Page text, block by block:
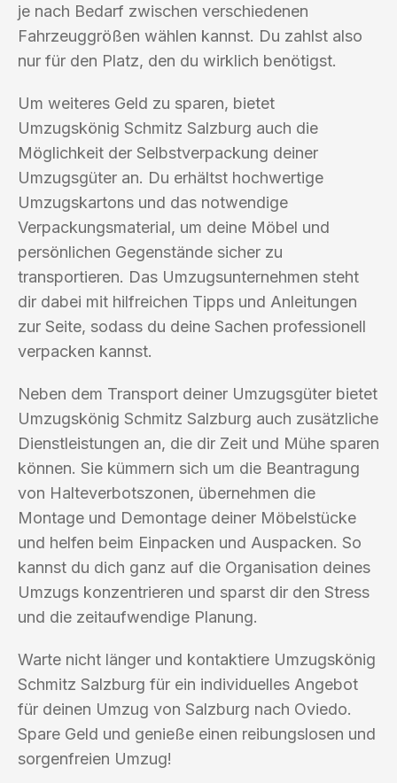
je nach Bedarf zwischen verschiedenen
Fahrzeuggrößen wählen kannst. Du zahlst also
nur für den Platz, den du wirklich benötigst.
Um weiteres Geld zu sparen, bietet
Umzugskönig Schmitz Salzburg auch die
Möglichkeit der Selbstverpackung deiner
Umzugsgüter an. Du erhältst hochwertige
Umzugskartons und das notwendige
Verpackungsmaterial, um deine Möbel und
persönlichen Gegenstände sicher zu
transportieren. Das Umzugsunternehmen steht
dir dabei mit hilfreichen Tipps und Anleitungen
zur Seite, sodass du deine Sachen professionell
verpacken kannst.
Neben dem Transport deiner Umzugsgüter bietet
Umzugskönig Schmitz Salzburg auch zusätzliche
Dienstleistungen an, die dir Zeit und Mühe sparen
können. Sie kümmern sich um die Beantragung
von Halteverbotszonen, übernehmen die
Montage und Demontage deiner Möbelstücke
und helfen beim Einpacken und Auspacken. So
kannst du dich ganz auf die Organisation deines
Umzugs konzentrieren und sparst dir den Stress
und die zeitaufwendige Planung.
Warte nicht länger und kontaktiere Umzugskönig
Schmitz Salzburg für ein individuelles Angebot
für deinen Umzug von Salzburg nach Oviedo.
Spare Geld und genieße einen reibungslosen und
sorgenfreien Umzug!